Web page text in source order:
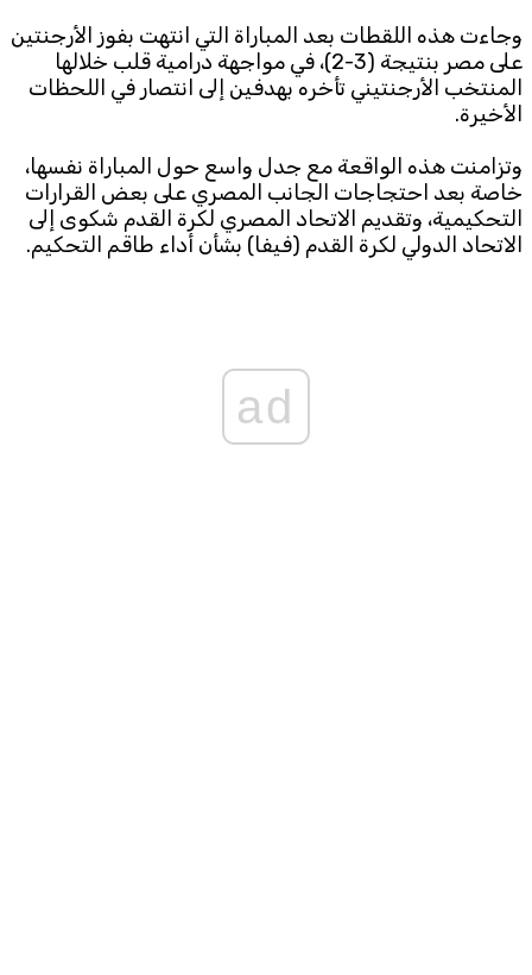
وجاءت هذه اللقطات بعد المباراة التي انتهت بفوز الأرجنتين
على مصر بنتيجة (3-2)، في مواجهة درامية قلب خلالها
المنتخب الأرجنتيني تأخره بهدفين إلى انتصار في اللحظات
الأخيرة.
وتزامنت هذه الواقعة مع جدل واسع حول المباراة نفسها،
خاصة بعد احتجاجات الجانب المصري على بعض القرارات
التحكيمية، وتقديم الاتحاد المصري لكرة القدم شكوى إلى
الاتحاد الدولي لكرة القدم (فيفا) بشأن أداء طاقم التحكيم.
ad